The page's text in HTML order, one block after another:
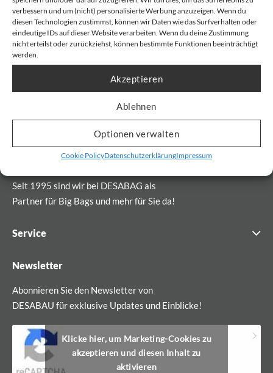
verbessern und um (nicht) personalisierte Werbung anzuzeigen. Wenn du
diesen Technologien zustimmst, können wir Daten wie das Surfverhalten oder
eindeutige IDs auf dieser Website verarbeiten. Wenn du deine Zustimmung
nicht erteilst oder zurückziehst, können bestimmte Funktionen beeinträchtigt
werden.
Akzeptieren
Ablehnen
Optionen verwalten
Cookie PolicyDatenschutzerklärungImpressum
Bruttopreis, inkl. Mwst: 24,17€ Bruttopreis, inkl. Mwst: 12,59
Seit 1995 sind wir bei DESABAG als
Partner für Big Bags und mehr für Sie da!
Service
Newsletter
Abonnieren Sie den Newsletter von
DESABAU für exklusive Updates und Einblicke!
Klicke hier, um Marketing-Cookies zu
akzeptieren und diesen Inhalt zu
aktivieren